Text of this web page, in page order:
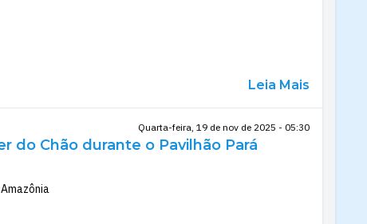
Leia Mais
Quarta-feira, 19 de nov de 2025 - 05:30
do Chão durante o Pavilhão Pará